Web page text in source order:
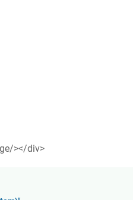
></div>